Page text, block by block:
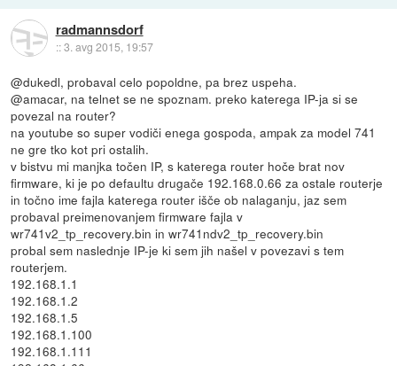
radmannsdorf
::3. avg 2015, 19:57
@dukedl, probaval celo popoldne, pa brez uspeha.
@amacar, na telnet se ne spoznam. preko katerega IP-ja si se
povezal na router?
na youtube so super vodiči enega gospoda, ampak za model 741
ne gre tko kot pri ostalih.
v bistvu mi manjka točen IP, s katerega router hoče brat nov
firmware, ki je po defaultu drugače 192.168.0.66 za ostale routerje
in točno ime fajla katerega router išče ob nalaganju, jaz sem
probaval preimenovanjem firmware fajla v
wr741v2_tp_recovery.bin in wr741ndv2_tp_recovery.bin
probal sem naslednje IP-je ki sem jih našel v povezavi s tem
routerjem.
192.168.1.1
192.168.1.2
192.168.1.5
192.168.1.100
192.168.1.111